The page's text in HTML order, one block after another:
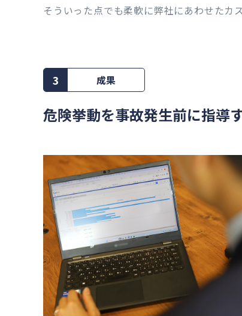
そういった点でも柔軟に弊社にあわせたカ
3 成果
危険挙動を事故発生前に指導